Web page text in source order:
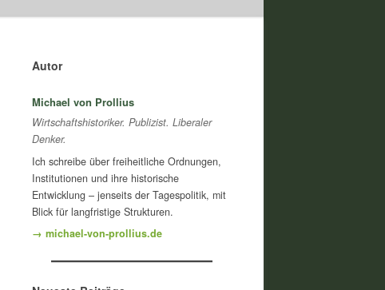
Autor
Michael von Prollius
Wirtschaftshistoriker. Publizist. Liberaler
Denker.
Ich schreibe über freiheitliche Ordnungen,
Institutionen und ihre historische
Entwicklung – jenseits der Tagespolitik, mit
Blick für langfristige Strukturen.
→ michael-von-prollius.de